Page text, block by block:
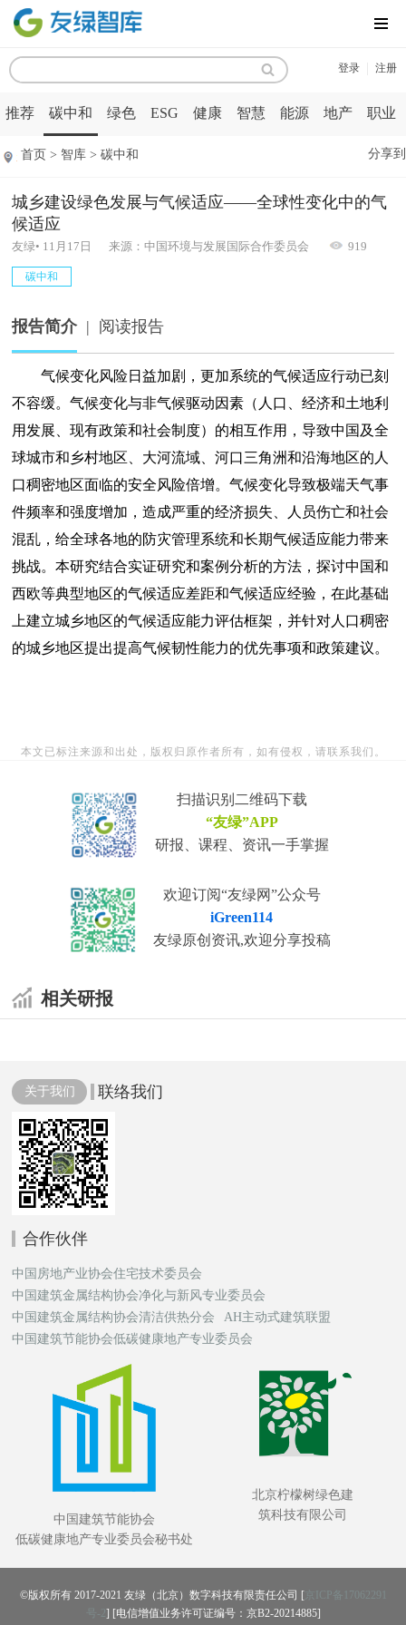
MENU
登录 注册
推荐 碳中和 绿色 ESG 健康 智慧 能源 地产 职业
首页 > 智库 > 碳中和 分享到
城乡建设绿色发展与气候适应——全球性变化中的气
候适应
友绿• 11月17日 来源：中国环境与发展国际合作委员会 919
碳中和
报告简介 | 阅读报告
气候变化风险日益加剧，更加系统的气候适应行动已刻
不容缓。气候变化与非气候驱动因素（人口、经济和土地利
用发展、现有政策和社会制度）的相互作用，导致中国及全
球城市和乡村地区、大河流域、河口三角洲和沿海地区的人
口稠密地区面临的安全风险倍增。气候变化导致极端天气事
件频率和强度增加，造成严重的经济损失、人员伤亡和社会
混乱，给全球各地的防灾管理系统和长期气候适应能力带来
挑战。本研究结合实证研究和案例分析的方法，探讨中国和
西欧等典型地区的气候适应差距和气候适应经验，在此基础
上建立城乡地区的气候适应能力评估框架，并针对人口稠密
的城乡地区提出提高气候韧性能力的优先事项和政策建议。
本文已标注来源和出处，版权归原作者所有，如有侵权，请联系我们。
扫描识别二维码下载
“友绿”APP
研报、课程、资讯一手掌握
欢迎订阅“友绿网”公众号
iGreen114
友绿原创资讯,欢迎分享投稿
相关研报
关于我们 联络我们
合作伙伴
中国房地产业协会住宅技术委员会
中国建筑金属结构协会净化与新风专业委员会
中国建筑金属结构协会清洁供热分会
AH主动式建筑联盟
中国建筑节能协会低碳健康地产专业委员会
北京柠檬树绿色建
筑科技有限公司
中国建筑节能协会
低碳健康地产专业委员会秘书处
©版权所有 2017-2021 友绿（北京）数字科技有限责任公司 [京ICP备17062291
号-2] [电信增值业务许可证编号：京B2-20214885]